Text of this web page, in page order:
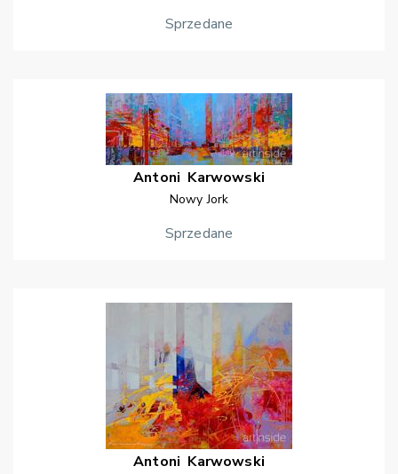
Sprzedane
Antoni Karwowski
Nowy Jork
Sprzedane
Antoni Karwowski